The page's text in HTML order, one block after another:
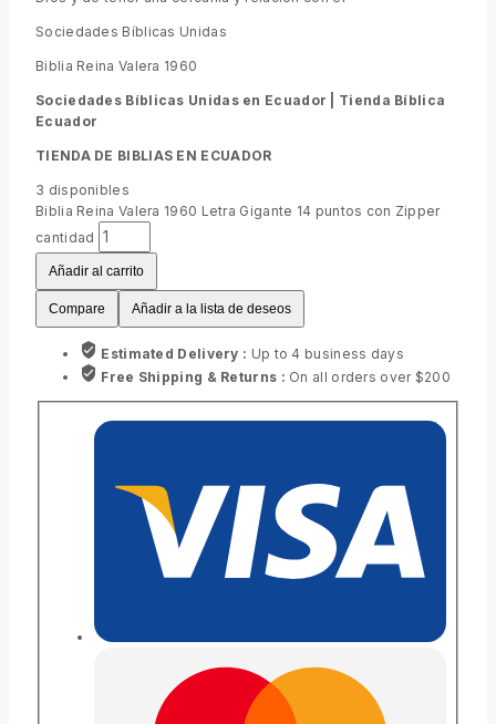
Sociedades Bíblicas Unidas
Biblia Reina Valera 1960
Sociedades Bíblicas Unidas en Ecuador | Tienda Bíblica
Ecuador
TIENDA DE BIBLIAS EN ECUADOR
3 disponibles
Biblia Reina Valera 1960 Letra Gigante 14 puntos con Zipper
cantidad
Añadir al carrito
Compare Añadir a la lista de deseos
Estimated Delivery : Up to 4 business days
Free Shipping & Returns : On all orders over $200